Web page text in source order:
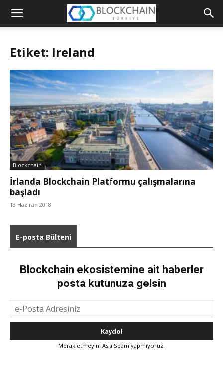
Blockchain
Etiket: Ireland
Blockchain
İrlanda Blockchain Platformu çalışmalarına
başladı
13 Haziran 2018
E-posta Bülteni
Blockchain ekosistemine ait haberler
posta kutunuza gelsin
Merak etmeyin. Asla Spam yapmıyoruz.